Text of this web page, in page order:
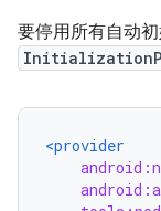
要停用所有自动
<provider